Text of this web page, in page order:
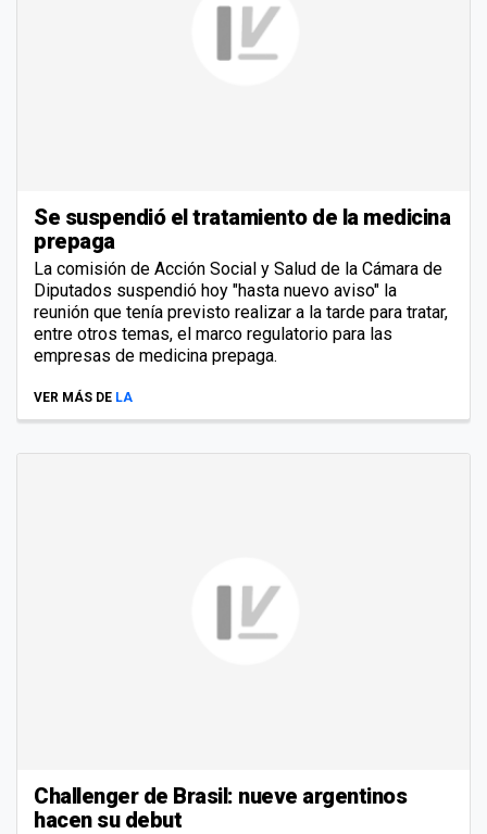
Se suspendió el tratamiento de la medicina
prepaga
La comisión de Acción Social y Salud de la Cámara de
Diputados suspendió hoy "hasta nuevo aviso" la
reunión que tenía previsto realizar a la tarde para tratar,
entre otros temas, el marco regulatorio para las
empresas de medicina prepaga.
VER MÁS DE LA
Challenger de Brasil: nueve argentinos
hacen su debut